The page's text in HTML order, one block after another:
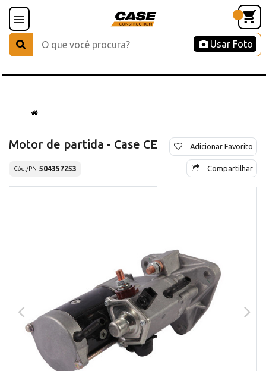
Usar Foto
Motor de partida - Case CE
Cód./PN 504357253
Adicionar Favorito
Compartilhar